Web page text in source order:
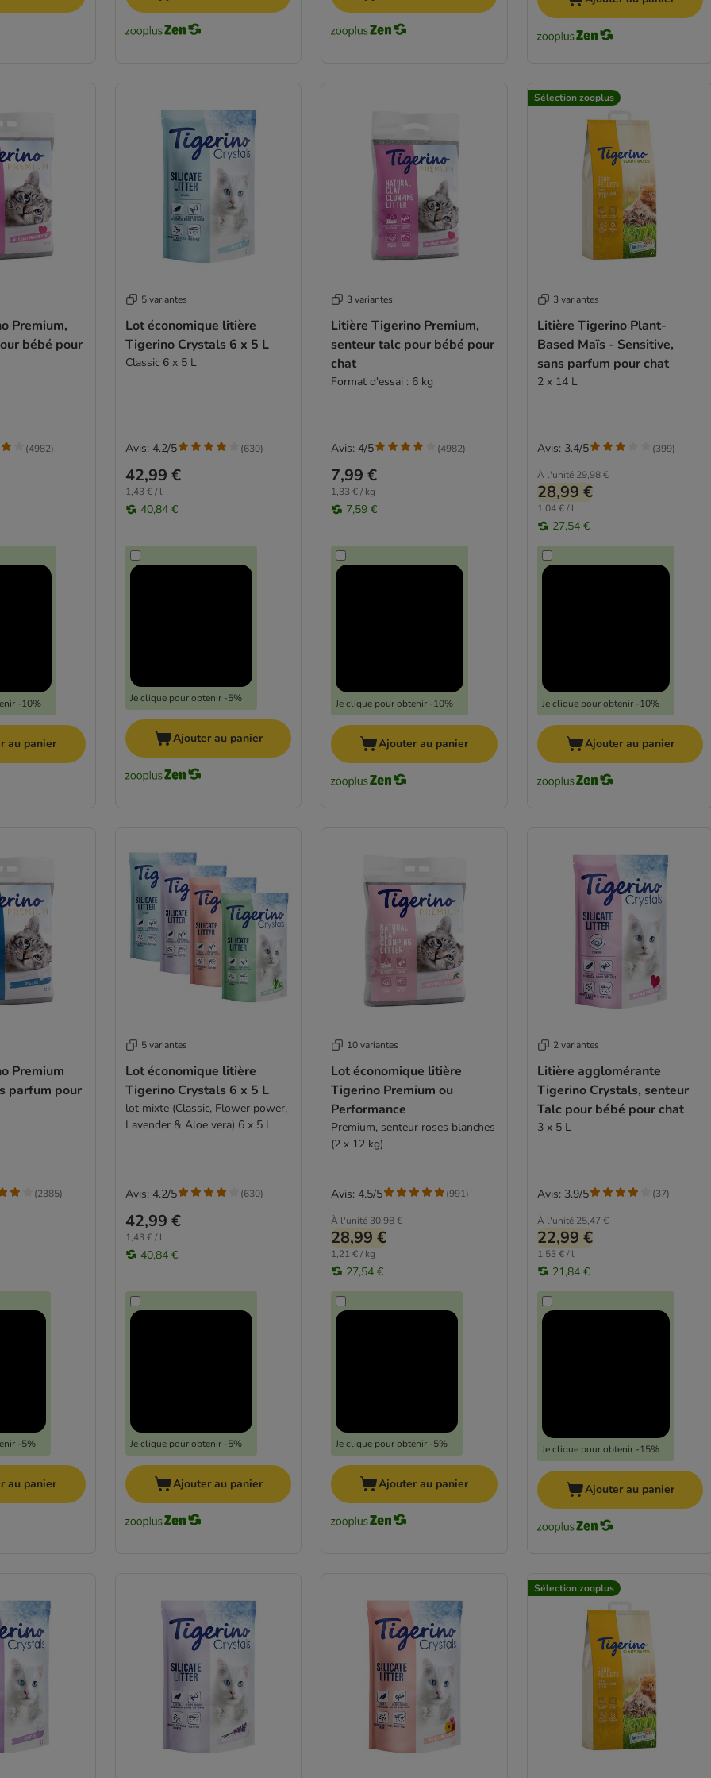
Premium,
bébé pour
-10%
(4982)
au panier
5 variantes
Lot économique litière
Tigerino Crystals 6 x 5 L
Classic 6 x 5 L
42,99 €
1,43 € / l
40,84 €
Je clique pour obtenir -5%
Avis: 4.2/5 (630)
Ajouter au panier
3 variantes
Litière Tigerino Premium,
senteur talc pour bébé pour
chat
Format d'essai : 6 kg
7,99 €
1,33 € / kg
7,59 €
Je clique pour obtenir -10%
Avis: 4/5 (4982)
Ajouter au panier
Sélection zooplus
3 variantes
Litière Tigerino Plant-
Based Maïs - Sensitive,
sans parfum pour chat
2 x 14 L
À l'unité 29,98 €
28,99 €
1,04 € / l
27,54 €
Je clique pour obtenir -10%
Avis: 3.4/5 (399)
Ajouter au panier
Premium
parfum pour
-5%
(2385)
au panier
5 variantes
Lot économique litière
Tigerino Crystals 6 x 5 L
lot mixte (Classic, Flower power,
Lavender & Aloe vera) 6 x 5 L
42,99 €
1,43 € / l
40,84 €
Je clique pour obtenir -5%
Avis: 4.2/5 (630)
Ajouter au panier
10 variantes
Lot économique litière
Tigerino Premium ou
Performance
Premium, senteur roses blanches
(2 x 12 kg)
À l'unité 30,98 €
28,99 €
1,21 € / kg
27,54 €
Je clique pour obtenir -5%
Avis: 4.5/5 (991)
Ajouter au panier
2 variantes
Litière agglomérante
Tigerino Crystals, senteur
Talc pour bébé pour chat
3 x 5 L
À l'unité 25,47 €
22,99 €
1,53 € / l
21,84 €
Je clique pour obtenir -15%
Avis: 3.9/5 (37)
Ajouter au panier
Sélection zooplus